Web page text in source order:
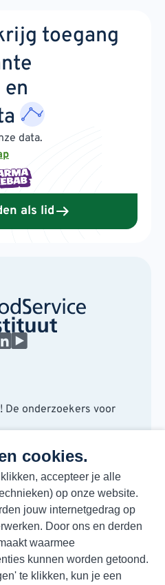
cookies.
accepteer je alle
op onze website.
jouw internetgedrag op
Door ons en derden
waarmee
kunnen worden getoond.
te klikken, kun je een
toegang
data.
als lid
De onderzoekers voor
en outlooks